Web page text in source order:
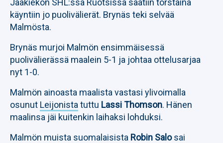
Jääkiekon SHL:ssä Ruotsissa saatiin torstaina
käyntiin jo puolivälierät. Brynäs teki selvää
Malmösta.
Brynäs murjoi Malmön ensimmäisessä
puolivälierässä maalein 5-1 ja johtaa ottelusarjaa
nyt 1-0.
Malmön ainoasta maalista vastasi ylivoimalla
osunut Leijonista tuttu Lassi Thomson. Hänen
maalinsa jäi kuitenkin laihaksi lohduksi.
Malmön muista suomalaisista Robin Salosai